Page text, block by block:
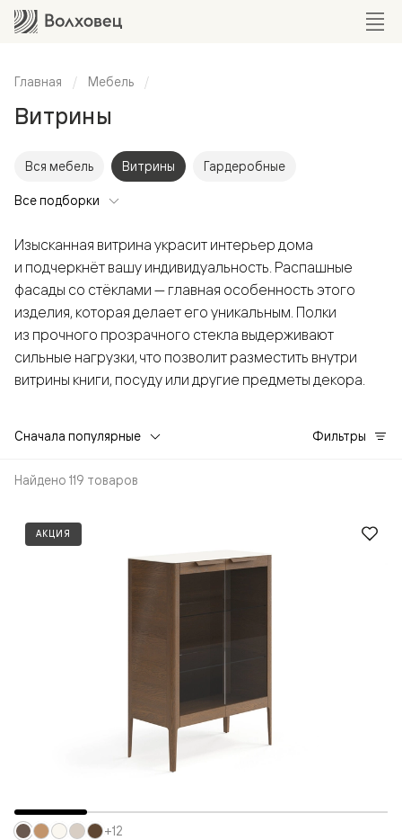
Главная Мебель
Витрины
Вся мебель Витрины Гардеробные
Все подборки
Изысканная витрина украсит интерьер дома
и подчеркнёт вашу индивидуальность. Распашные
фасады со стёклами — главная особенность этого
изделия, которая делает его уникальным. Полки
из прочного прозрачного стекла выдерживают
сильные нагрузки, что позволит разместить внутри
витрины книги, посуду или другие предметы декора.
Сначала популярные Фильтры
Найдено 119 товаров
АКЦИЯ
+12